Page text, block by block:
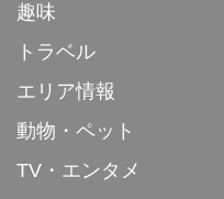
趣味
トラベル
エリア情報
動物・ペット
TV・エンタメ